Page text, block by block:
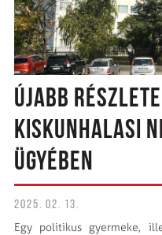
ÚJABB
KISKUNHALASI
ÜGYÉBEN
2025. 02. 13.
Egy politikus gyermeke,